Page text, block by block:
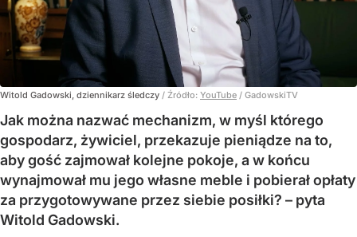
Witold Gadowski, dziennikarz śledczy / Źródło: YouTube / GadowskiTV
Jak można nazwać mechanizm, w myśl którego
gospodarz, żywiciel, przekazuje pieniądze na to,
aby gość zajmował kolejne pokoje, a w końcu
wynajmował mu jego własne meble i pobierał opłaty
za przygotowywane przez siebie posiłki? – pyta
Witold Gadowski.